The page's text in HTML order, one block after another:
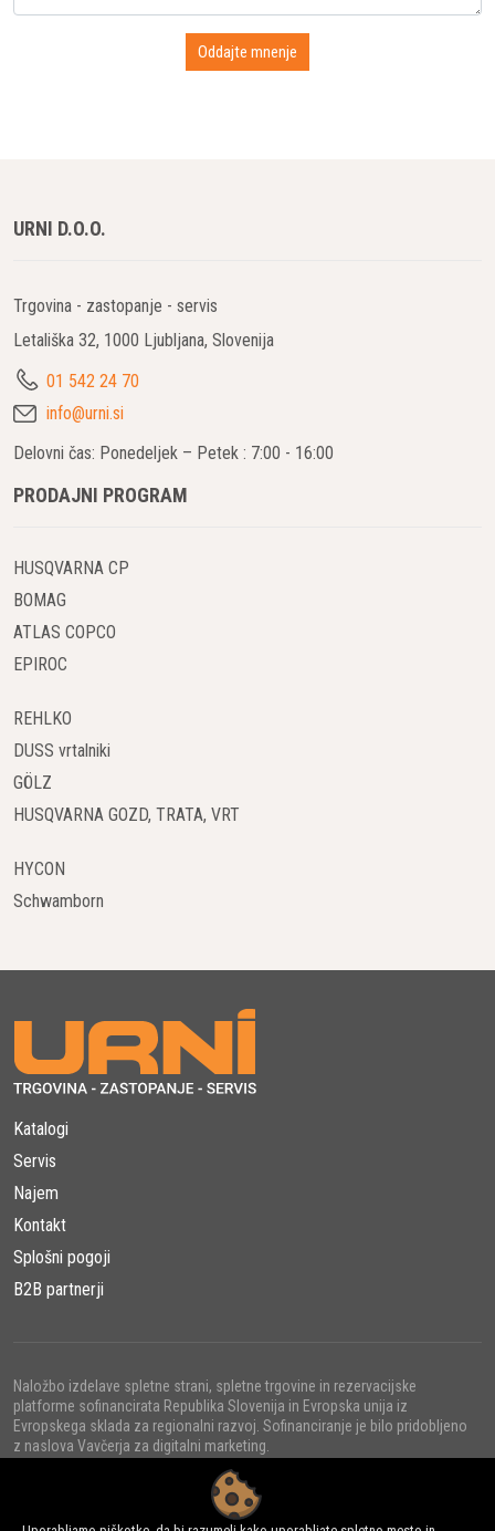
URNI D.O.O.
Trgovina - zastopanje - servis
Letališka 32, 1000 Ljubljana, Slovenija
01 542 24 70
info@urni.si
Delovni čas: Ponedeljek – Petek : 7:00 - 16:00
PRODAJNI PROGRAM
HUSQVARNA CP
BOMAG
ATLAS COPCO
EPIROC
REHLKO
DUSS vrtalniki
GÖLZ
HUSQVARNA GOZD, TRATA, VRT
HYCON
Schwamborn
Katalogi
Servis
Najem
Kontakt
Splošni pogoji
B2B partnerji
Naložbo izdelave spletne strani, spletne trgovine in rezervacijske
platforme sofinancirata Republika Slovenija in Evropska unija iz
Evropskega sklada za regionalni razvoj. Sofinanciranje je bilo pridobljeno
z naslova Vavčerja za digitalni marketing.